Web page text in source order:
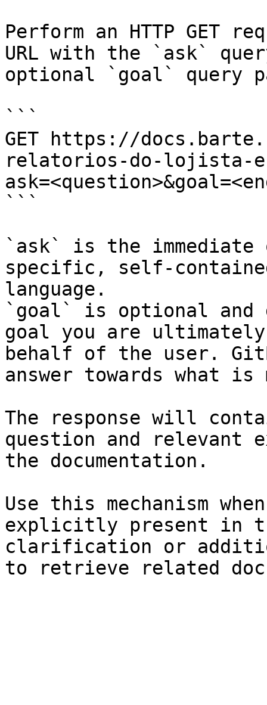
Perform an HTTP GET
URL with the `ask`
optional `goal` query
```
GET https://
relatorios-do-lojista-e-
```
`ask` is the
specific, self-
language.
`goal` is optional and
goal you are
behalf of the user.
answer towards what
The response will
question and relevant
the documentation.
Use this mechanism
explicitly present in
clarification or